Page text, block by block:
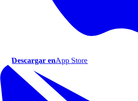
Descargar enApp Store